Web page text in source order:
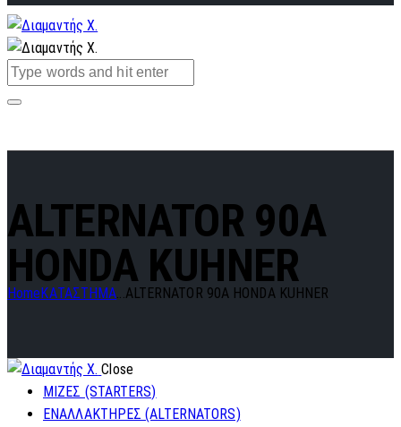
ALTERNATOR 90A
HONDA KUHNER
Home ΚΑΤΑΣΤΗΜΑ...ALTERNATOR 90A HONDA KUHNER
Close
ΜΙΖΕΣ (STARTERS)
ΕΝΑΛΛΑΚΤΗΡΕΣ (ALTERNATORS)